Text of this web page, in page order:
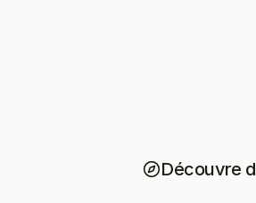
Découvre